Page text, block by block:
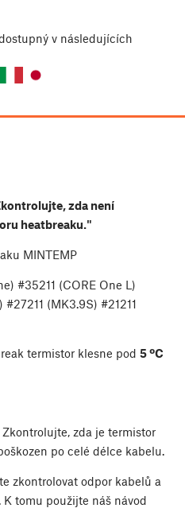
v následujících
zda není
heatbreaku."
MINTEMP
#35211 (CORE One L)
(MK3.9S) #21211
termistor klesne pod 5 ºC
zda je termistor
po celé délce kabelu.
zkontrolovat odpor kabelů a
K tomu použijte náš návod